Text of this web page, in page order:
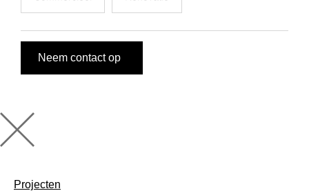
Neem contact op
Projecten